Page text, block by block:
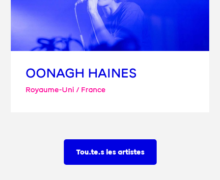
OONAGH HAINES
Royaume-Uni / France
Tou.te.s les artistes